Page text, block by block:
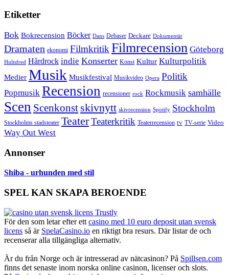
Etiketter
Bok Bokrecension Böcker Dans Debaser Deckare Dokumentär
Dramaten ekonomi Filmkritik Filmrecension Göteborg
Hultsfred Hårdrock indie Konserter Konst Kultur Kulturpolitik
Medier Musik Musikfestival Musikvideo Opera Politik
Popmusik Recension recensioner rock Rockmusik samhälle
Scen Scenkonst skivnytt skivrecension Spotify Stockholm
Stockholms stadsteater TeaterTeaterkritik Teaterrecension tv TV-serie Video
Way Out West
Annonser
Shiba - urhunden med stil
SPEL KAN SKAPA BEROENDE
För den som letar efter ett casino med 10 euro deposit utan svensk
licens så är SpelaCasino.io en riktigt bra resurs. Där listar de och
recenserar alla tillgängliga alternativ.
Är du från Norge och är intresserad av nätcasinon? På Spillsen.com
finns det senaste inom norska online casinon, licenser och slots.